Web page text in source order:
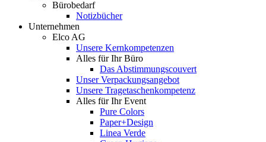
Bürobedarf
Notizbücher
Unternehmen
Elco AG
Unsere Kernkompetenzen
Alles für Ihr Büro
Das Abstimmungscouvert
Unser Verpackungsangebot
Unsere Tragetaschenkompetenz
Alles für Ihr Event
Pure Colors
Paper+Design
Linea Verde